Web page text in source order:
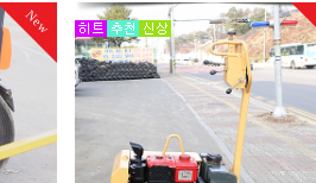
New